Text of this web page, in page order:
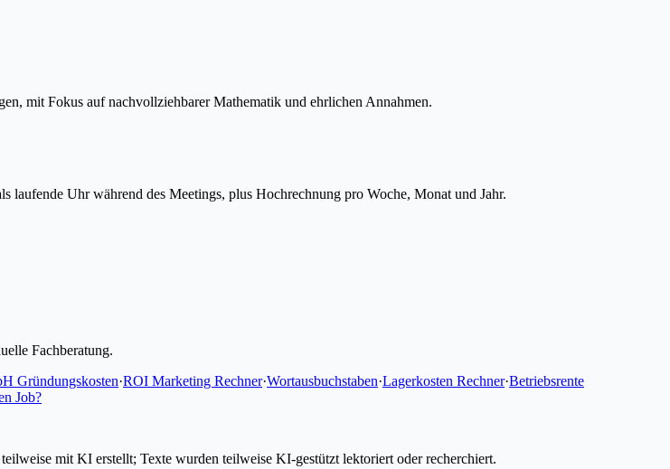
mit Fokus auf nachvollziehbarer Mathematik und ehrlichen Annahmen.
Uhr während des Meetings, plus Hochrechnung pro Woche, Monat und Jahr.
Fachberatung.
Gründungskosten·ROI Marketing Rechner·Wortausbuchstaben·Lagerkosten Rechner·Betriebsrente
Job?
mit KI erstellt; Texte wurden teilweise KI-gestützt lektoriert oder recherchiert.